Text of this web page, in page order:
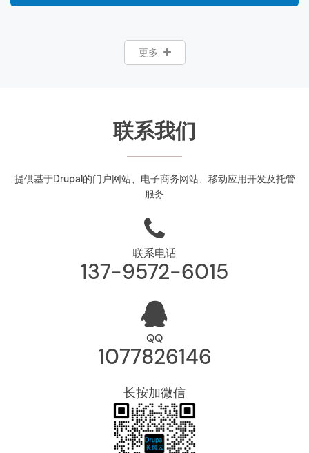
更多
联系我们
提供基于Drupal的门户网站、电子商务网站、移动应用开发及托管
服务
联系电话
137-9572-6015
QQ
1077826146
长按加微信